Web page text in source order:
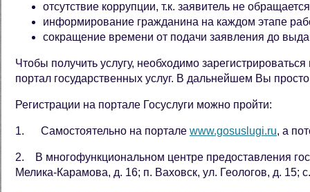
отсутствие коррупции, т.к. заявитель не
информирование гражданина на каждом этапе
сокращение времени от подачи заявления до
Чтобы получить услугу, необходимо
портал государственных услуг. В дальнейшем Вы
Регистрации на портале Госуслуги можно пройти:
1. Самостоятельно на портале www.gosuslugi.ru, а
2. В многофункциональном центре предоставления
Мелика-Карамова, д. 16; п. Ваховск, ул. Геологов, д. 15;